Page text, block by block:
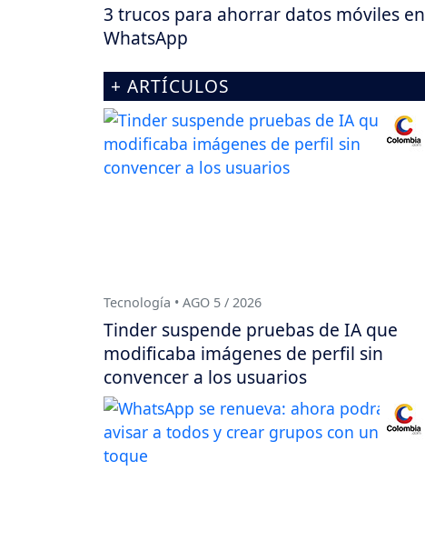
3 trucos para ahorrar datos móviles en
WhatsApp
+ ARTÍCULOS
Tecnología • AGO 5 / 2026
Tinder suspende pruebas de IA que
modificaba imágenes de perfil sin
convencer a los usuarios